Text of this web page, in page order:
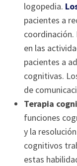
logopedia.
pacientes a
coordinación.
en las
pacientes a
cognitivas.
de
Terapia
funciones
y la
cognitivos
estas